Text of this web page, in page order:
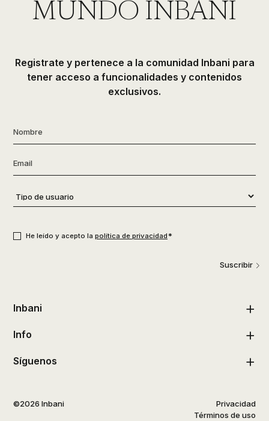
MUNDO INBANI
Registrate y pertenece a la comunidad Inbani para
tener acceso a funcionalidades y contenidos
exclusivos.
Nombre
Email
Tipo
de
He leído y acepto la política de privacidad*
Suscribir
Inbani
Info
Síguenos
©2026 Inbani
Privacidad
Términos de uso